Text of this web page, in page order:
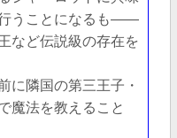
うことになるも――
など伝説級の存在を
に隣国の第三王子・
魔法を教えること